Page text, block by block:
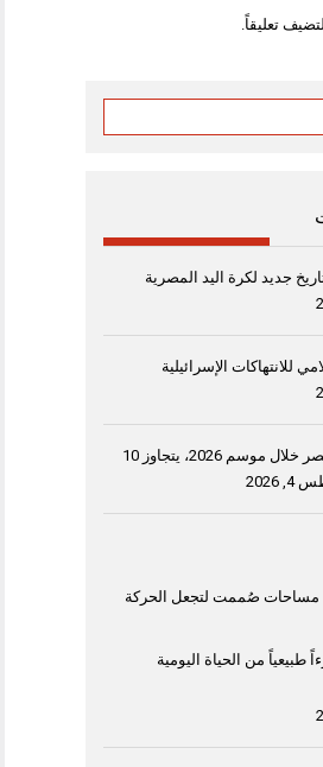
لتضيف تعليقاً.
جديد لكرة اليد المصرية
للانتهاكات الإسرائيلية
إنتاج القمح في مصر خلال موسم 2026، يتجاوز 10
2026
مساحات صُممت لتجعل الحركة
طبيعياً من الحياة اليومية